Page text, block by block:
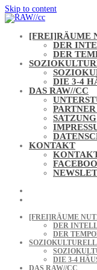
Skip to content
[FREI]RÄUME
DER
DER
DIE 3-4
DAS RAW//CC
SATZUNG
KONTAKT
[FREI]RÄUME
DER
DER
DIE 3-4
DAS RAW//CC